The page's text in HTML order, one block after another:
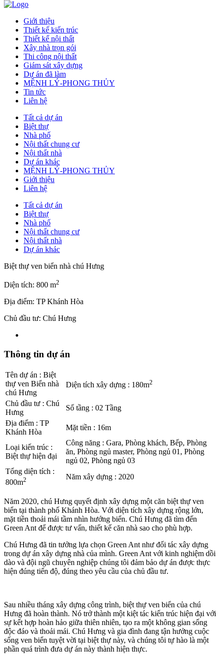
Giới thiệu
Thiết kế kiến trúc
Thiết kế nội thất
Xây nhà trọn gói
Thi công nội thất
Giám sát xây dựng
Dự án đã làm
MỆNH LÝ-PHONG THỦY
Tin tức
Liên hệ
Tất cả dự án
Biệt thự
Nhà phố
Nội thất chung cư
Nội thất nhà
Dự án khác
MỆNH LÝ-PHONG THỦY
Giới thiệu
Liên hệ
Tất cả dự án
Biệt thự
Nhà phố
Nội thất chung cư
Nội thất nhà
Dự án khác
Biệt thự ven biển nhà chú Hưng
Diện tích: 800 m2
Địa điểm: TP Khánh Hòa
Chủ đầu tư: Chú Hưng
Thông tin dự án
Tên dự án : Biệt
thự ven Biển nhà
chú Hưng
Diện tích xây dựng : 180m2
Chủ đầu tư : Chú
Hưng
Số tầng : 02 Tầng
Địa điểm : TP
Khánh Hòa
Mặt tiền : 16m
Loại kiến trúc :
Biệt thự hiện đại
Công năng : Gara, Phòng khách, Bếp, Phòng
ăn, Phòng ngủ master, Phòng ngủ 01, Phòng
ngủ 02, Phòng ngủ 03
Tổng diện tích :
800m2 Năm xây dựng : 2020
Năm 2020, chú Hưng quyết định xây dựng một căn biệt thự ven
biển tại thành phố Khánh Hòa. Với diện tích xây dựng rộng lớn,
mặt tiền thoải mái tầm nhìn hướng biển. Chú Hưng đã tìm đến
Green Ant để được tư vấn, thiết kế căn nhà sao cho phù hợp.
Chú Hưng đã tin tưởng lựa chọn Green Ant như đối tác xây dựng
trong dự án xây dựng nhà của mình. Green Ant với kinh nghiệm dồi
dào và đội ngũ chuyên nghiệp chúng tôi đảm bảo dự án được thực
hiện đúng tiến độ, đúng theo yêu cầu của chủ đầu tư.
Sau nhiều tháng xây dựng công trình, biệt thự ven biển của chú
Hưng đã hoàn thành. Nó trở thành một kiệt tác kiến trúc hiện đại với
sự kết hợp hoàn hảo giữa thiên nhiên, tạo ra một không gian sống
độc đáo và thoải mái. Chú Hưng và gia đình đang tận hưởng cuộc
sống ven biển tuyệt vời tại biệt thự này, và chúng tôi tự hào là một
phần quá trình đưa dự án này thành hiện thực.